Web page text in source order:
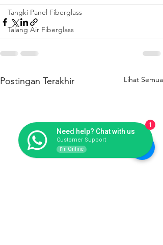
Tangki Panel Fiberglass
Talang Air Fiberglass
Postingan Terakhir Lihat Semua
Need help? Chat with us
Customer Support
I'm Online
1